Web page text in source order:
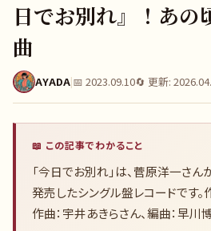
日でお別れ』！あの
曲
AYADA|📅 2023.09.10🔄 更新:
📖 この記事でわかること
「今日でお別れ」は、菅原洋一さん
発売したシングル盤レコードです。
作曲：宇井あきらさん、編曲：早川